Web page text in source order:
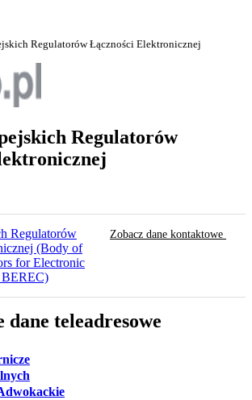
Regulatorów Łączności Elektronicznej
Regulatorów
Regulatorów
(Body of
for Electronic
BEREC)
Zobacz dane kontaktowe
dane teleadresowe
otwiera się w nowej karcie
otwiera się w nowej karcie